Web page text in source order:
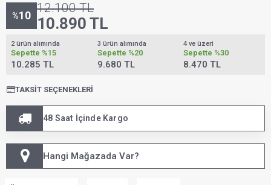
%10
12.100TL
10.890 TL
2 ürün alımında
Sepette %15
10.285 TL
3 ürün alımında
Sepette %20
9.680 TL
4 ve üzeri
Sepette %30
8.470 TL
TAKSIT SEÇENEKLERI
48 Saat İçinde Kargo
Hangi Mağazada Var?